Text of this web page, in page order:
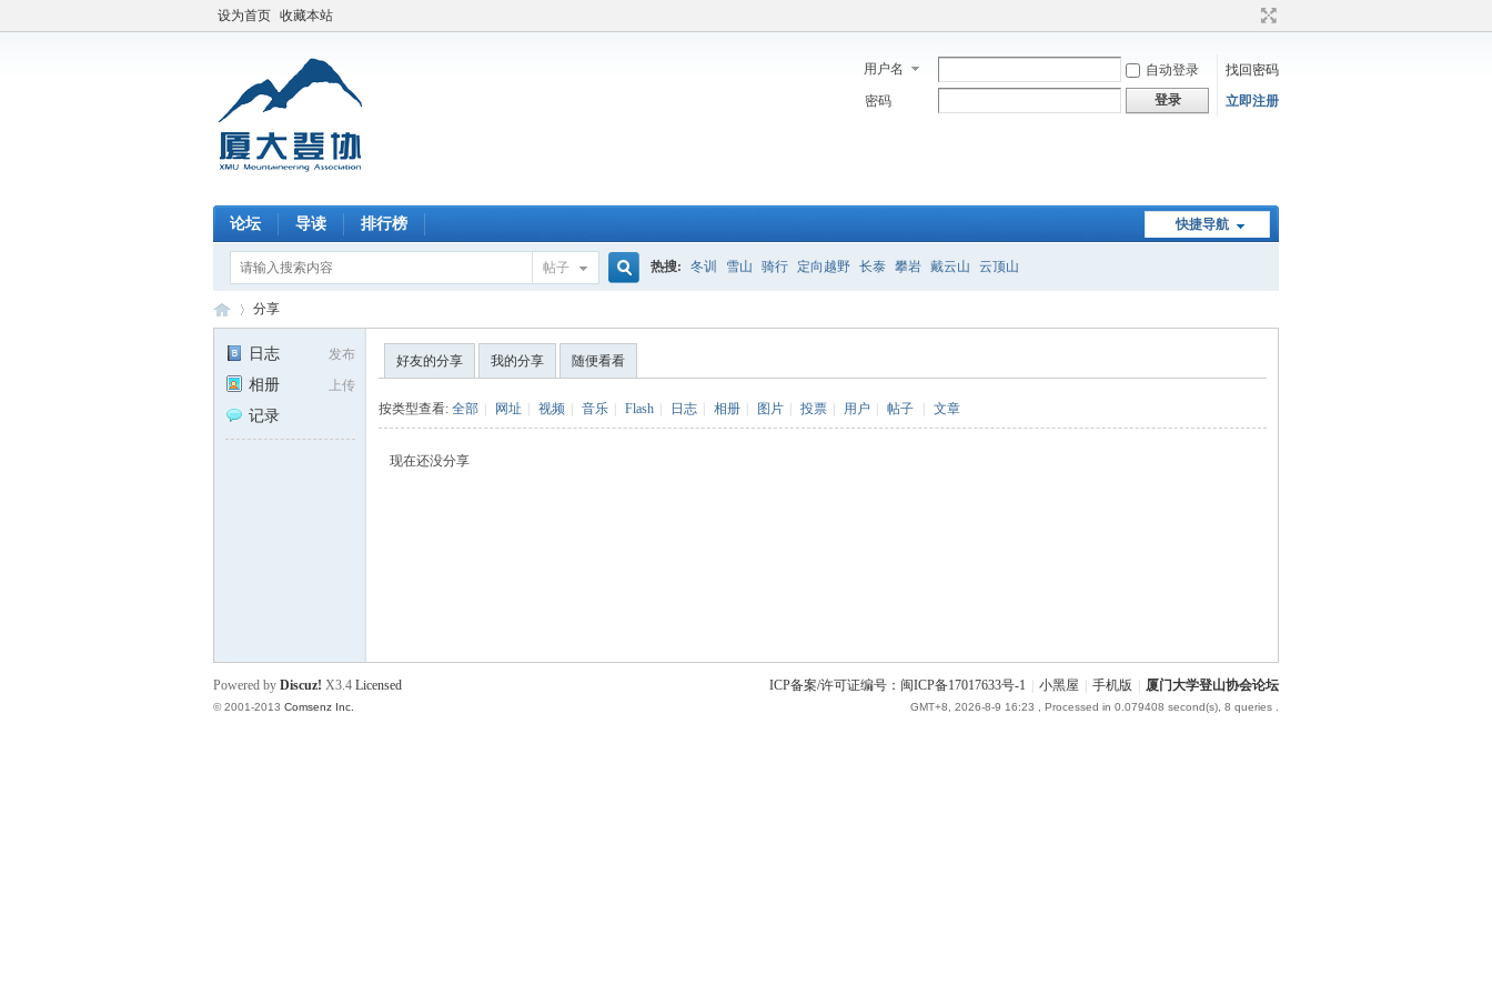
设为首页 收藏本站
用户名 自动登录
找回密码
密码
登录 立即注册
快捷导航
论坛 导读 排行榜
帖子 热搜: 冬训 雪山 骑行 定向越野 长泰 攀岩 戴云山 云顶山
分享
发布
日志
上传
相册
记录
好友的分享 我的分享 随便看看
按类型查看: 全部 网址 视频 音乐 Flash 日志 相册 图片 投票 用户 帖子 文章
现在还没分享
ICP备案/许可证编号：闽ICP备17017633号-1 小黑屋 手机版 厦门大学登山协会论坛
GMT+8, 2026-8-9 16:23 , Processed in 0.079408 second(s), 8 queries .
Powered by Discuz! X3.4 Licensed
© 2001-2013 Comsenz Inc.